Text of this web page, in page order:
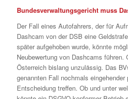
Bundesverwaltungsgericht muss
Der Fall eines Autofahrers, der für
Dashcam von der DSB eine
später aufgehoben wurde, könnte
Neubewertung von Dashcams führen.
Österreich bislang unzulässig. Das
genannten Fall nochmals eingehender
Entscheidung treffen. Ob und unter